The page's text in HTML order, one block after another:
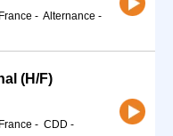
- Alternance -
(H/F)
- CDD -